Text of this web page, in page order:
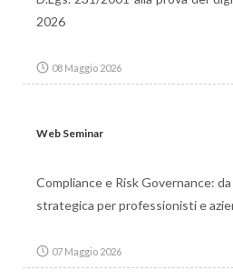
2026
08 Maggio 2026
Web Seminar
Compliance e Risk Governance:
strategica per professionisti e
07 Maggio 2026